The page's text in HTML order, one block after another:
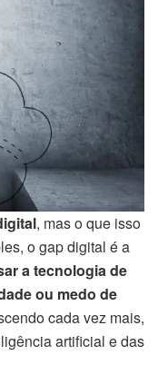
, mas o que isso
o gap digital é a
a tecnologia de
ou medo de
cada vez mais,
artificial e das